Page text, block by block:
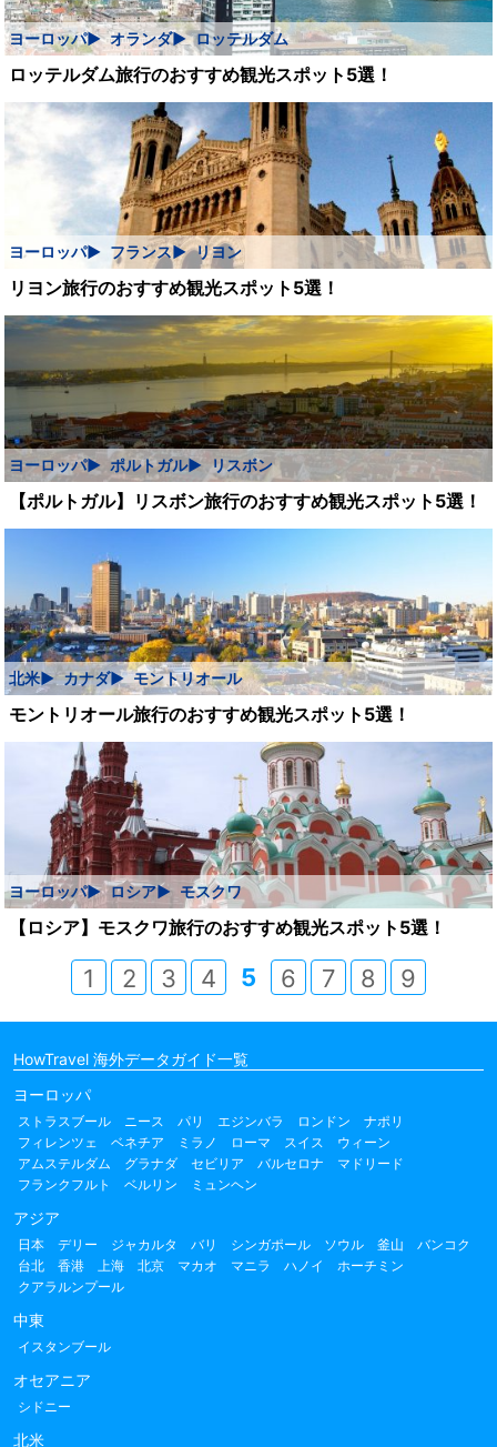
ヨーロッパ オランダ ロッテルダム
ロッテルダム旅行のおすすめ観光スポット5選！
ヨーロッパ フランス リヨン
リヨン旅行のおすすめ観光スポット5選！
ヨーロッパ ポルトガル リスボン
【ポルトガル】リスボン旅行のおすすめ観光スポット5選！
北米 カナダ モントリオール
モントリオール旅行のおすすめ観光スポット5選！
ヨーロッパ ロシア モスクワ
【ロシア】モスクワ旅行のおすすめ観光スポット5選！
1 2 3 4 5 6 7 8 9
HowTravel 海外データガイド一覧
ヨーロッパ
ストラスブール ニース パリ エジンバラ ロンドン
ナポリ
フィレンツェ
ベネチア ミラノ ローマ スイス
ウィーン
アムステルダム
グラナダ セビリア バルセロナ
マドリード
フランクフルト
ベルリン ミュンヘン
アジア
日本 デリー ジャカルタ バリ シンガポール ソウル 釜山
バンコク
台北
香港 上海 北京 マカオ マニラ ハノイ
ホーチミン
クアラルンプール
中東
イスタンブール
オセアニア
シドニー
北米